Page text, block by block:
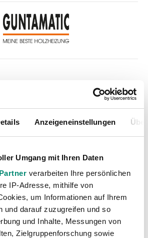
Anzeigeneinstellungen
Umgang mit Ihren Daten
verarbeiten Ihre persönlichen
IP-Adresse, mithilfe von
um Informationen auf Ihrem
und darauf zuzugreifen und so
und Inhalte, Messungen von
Zielgruppenforschung sowie
(236)
(605)
(6)